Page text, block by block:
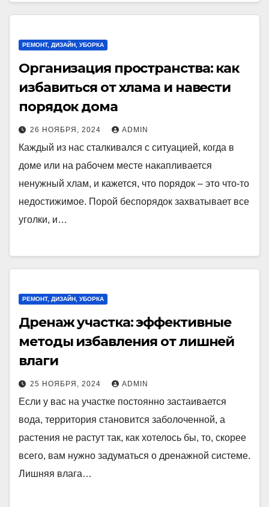
РЕМОНТ, ДИЗАЙН, УБОРКА
Организация пространства: как
избавиться от хлама и навести
порядок дома
26 НОЯБРЯ, 2024 ADMIN
Каждый из нас сталкивался с ситуацией, когда в
доме или на рабочем месте накапливается
ненужный хлам, и кажется, что порядок – это что-то
недостижимое. Порой беспорядок захватывает все
уголки, и…
РЕМОНТ, ДИЗАЙН, УБОРКА
Дренаж участка: эффективные
методы избавления от лишней
влаги
25 НОЯБРЯ, 2024 ADMIN
Если у вас на участке постоянно застаивается
вода, территория становится заболоченной, а
растения не растут так, как хотелось бы, то, скорее
всего, вам нужно задуматься о дренажной системе.
Лишняя влага…